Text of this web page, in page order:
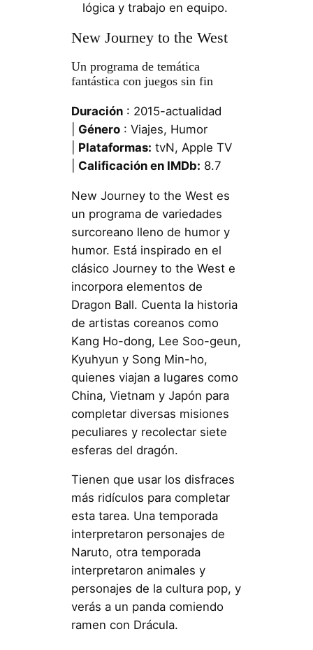
lógica y trabajo en equipo.
New Journey to the West
Un programa de temática
fantástica con juegos sin fin
Duración: 2015-actualidad
Género: Viajes, Humor
Plataformas: tvN, Apple TV
Calificación en IMDb: 8.7
New Journey to the West es
un programa de variedades
surcoreano lleno de humor y
humor. Está inspirado en el
clásico Journey to the West e
incorpora elementos de
Dragon Ball. Cuenta la historia
de artistas coreanos como
Kang Ho-dong, Lee Soo-geun,
Kyuhyun y Song Min-ho,
quienes viajan a lugares como
China, Vietnam y Japón para
completar diversas misiones
peculiares y recolectar siete
esferas del dragón.
Tienen que usar los disfraces
más ridículos para completar
esta tarea. Una temporada
interpretaron personajes de
Naruto, otra temporada
interpretaron animales y
personajes de la cultura pop, y
verás a un panda comiendo
ramen con Drácula.